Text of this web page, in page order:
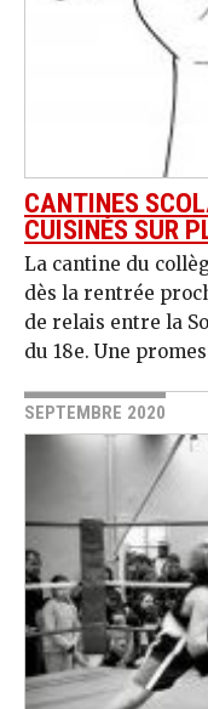
CANTINES
CUISINÉS SUR
La cantine du
dès la rentrée
de relais entre la
du 18e. Une
SEPTEMBRE 2020